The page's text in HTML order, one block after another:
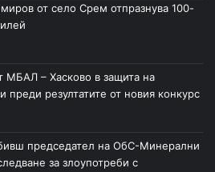
т
н
т
н
от село Срем отпразнува 100-
МБАЛ – Хасково в защита на
преди резултатите от новия конкурс
председател на ОбС-Минерални
за злоупотреби с